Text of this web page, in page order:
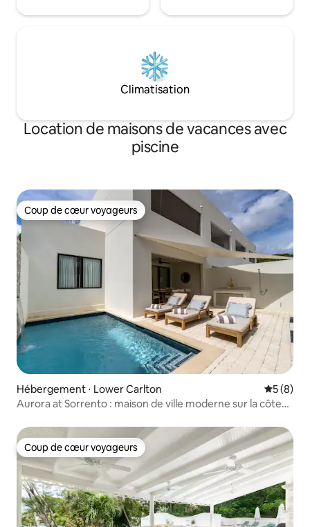
Climatisation
Location de maisons de vacances avec
piscine
Coup de cœur voyageurs
Coup de cœur voyageurs
Hébergement ⋅ Lower Carlton
5 (8)
Aurora at Sorrento : maison de ville moderne sur la côte
Coup de cœur voyageurs
Coup de cœur voyageurs